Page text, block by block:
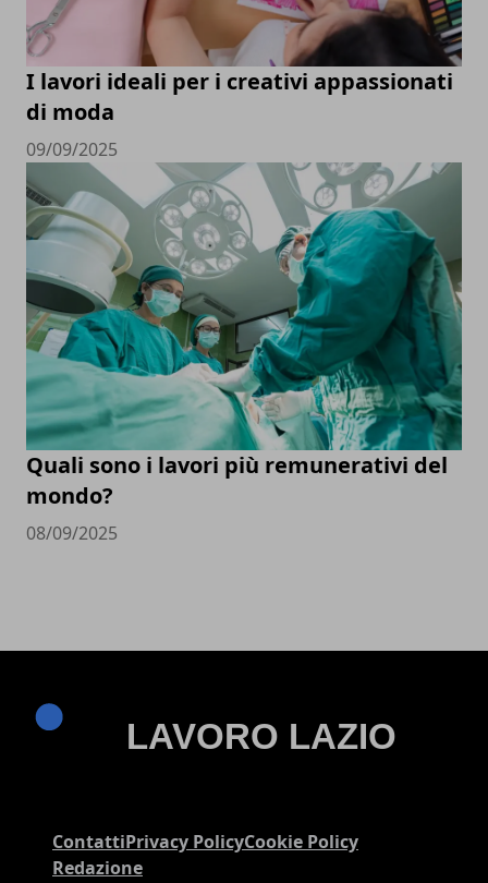
I lavori ideali per i creativi appassionati
di moda
09/09/2025
Quali sono i lavori più remunerativi del
mondo?
08/09/2025
ContattiPrivacy PolicyCookie Policy
Redazione